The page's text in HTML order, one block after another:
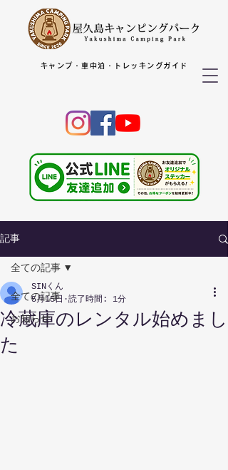
キャンプ・車中泊・トレッキングガイド
記事
全ての記事
お知らせ
全ての記事
冷蔵庫のレンタル始めまし
た
SINくん
5月15日
読了時間: 1分